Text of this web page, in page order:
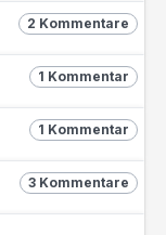
2 Kommentare
1 Kommentar
1 Kommentar
3 Kommentare